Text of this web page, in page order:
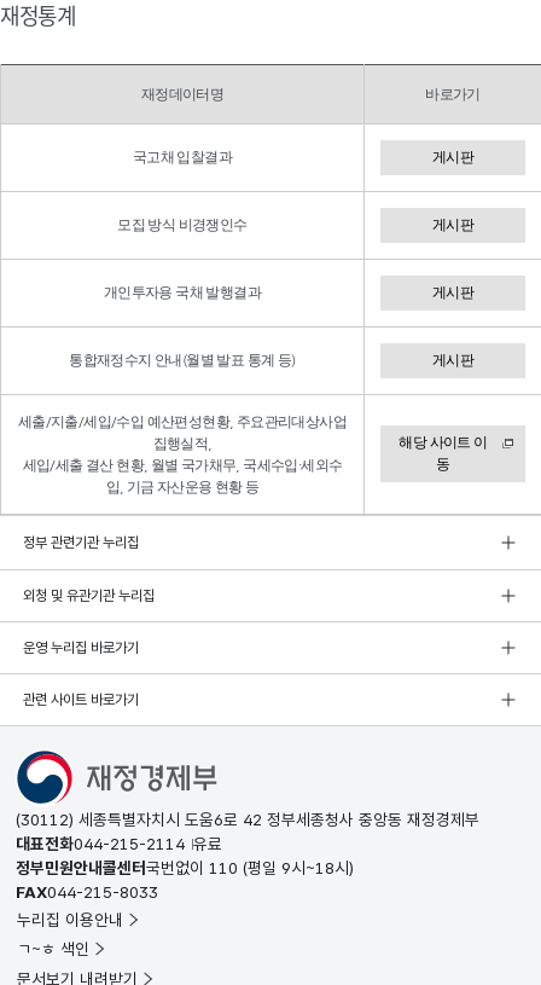
재정통계
재정데이터명 바로가기
국고채 입찰결과 게시판
모집 방식 비경쟁인수 게시판
개인투자용 국채 발행결과 게시판
통합재정수지 안내(월별 발표 통계 등) 게시판
세출/지출/세입/수입 예산편성현황, 주요관리대상사업
집행실적,
세입/세출 결산 현황, 월별 국가채무, 국세수입·세외수
입, 기금 자산운용 현황 등
해당 사이트 이
동
정부 관련기관 누리집
외청 및 유관기관 누리집
운영 누리집 바로가기
관련 사이트 바로가기
(30112) 세종특별자치시 도움6로 42 정부세종청사 중앙동 재정경제부
대표전화044-215-2114 유료
정부민원안내콜센터국번없이 110 (평일 9시~18시)
FAX044-215-8033
누리집 이용안내
ㄱ~ㅎ 색인
문서보기 내려받기